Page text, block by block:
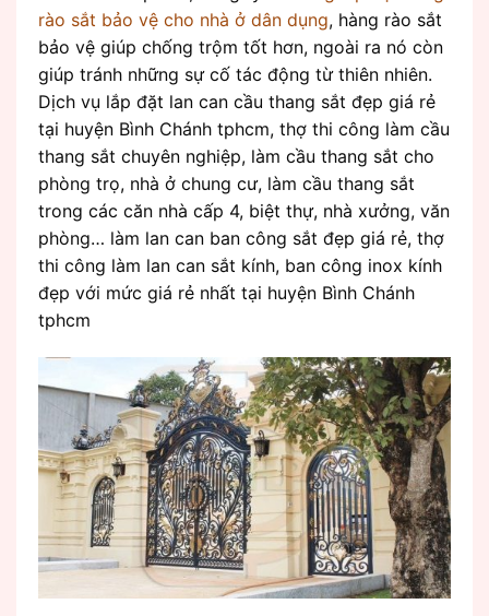
rào sắt bảo vệ cho nhà ở dân dụng, hàng rào sắt
bảo vệ giúp chống trộm tốt hơn, ngoài ra nó còn
giúp tránh những sự cố tác động từ thiên nhiên.
Dịch vụ lắp đặt lan can cầu thang sắt đẹp giá rẻ
tại huyện Bình Chánh tphcm, thợ thi công làm cầu
thang sắt chuyên nghiệp, làm cầu thang sắt cho
phòng trọ, nhà ở chung cư, làm cầu thang sắt
trong các căn nhà cấp 4, biệt thự, nhà xưởng, văn
phòng… làm lan can ban công sắt đẹp giá rẻ, thợ
thi công làm lan can sắt kính, ban công inox kính
đẹp với mức giá rẻ nhất tại huyện Bình Chánh
tphcm